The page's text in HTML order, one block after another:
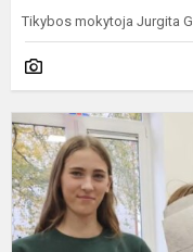
Tikybos mokytoja Jurgita G.